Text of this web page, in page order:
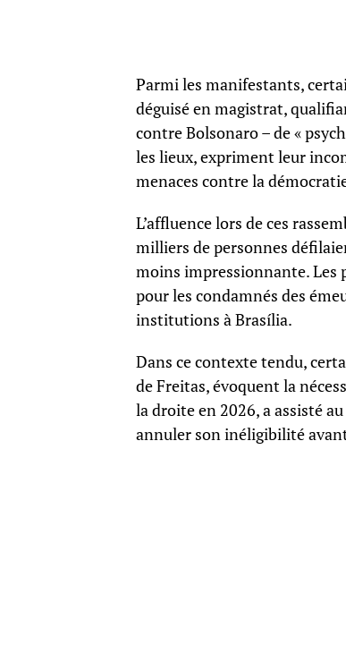
Parmi les manifestants,
déguisé en magistrat,
contre Bolsonaro – de «
les lieux, expriment leur
menaces contre la
L’affluence lors de ces
milliers de personnes
moins impressionnante. Les
pour les condamnés des
institutions à Brasília.
Dans ce contexte tendu,
de Freitas, évoquent la
la droite en 2026, a assisté
annuler son inéligibilité